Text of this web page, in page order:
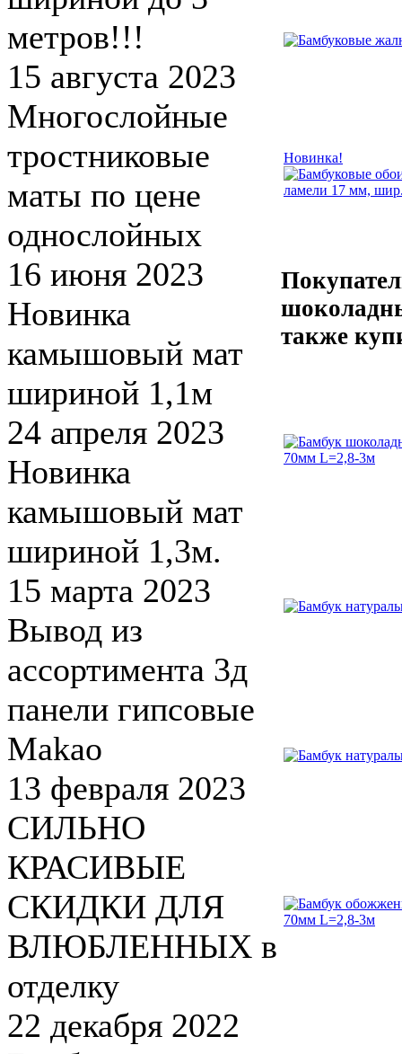
метров!!!
15 августа 2023
Многослойные
тростниковые
маты по цене
однослойных
16 июня 2023
Новинка
камышовый мат
шириной 1,1м
24 апреля 2023
Новинка
камышовый мат
шириной 1,3м.
15 марта 2023
Вывод из
ассортимента 3д
панели гипсовые
Makao
13 февраля 2023
СИЛЬНО
КРАСИВЫЕ
СКИДКИ ДЛЯ
ВЛЮБЛЕННЫХ в
отделку
22 декабря 2022
Новинка!
также